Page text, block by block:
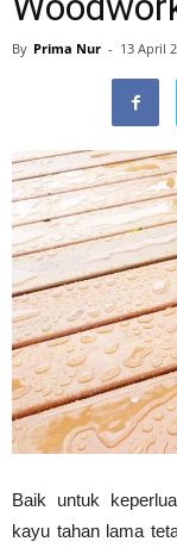
HPL,
Kertas,
Vinyl
By Prima Nur - 13 April
Baik untuk
kayu tahan lama